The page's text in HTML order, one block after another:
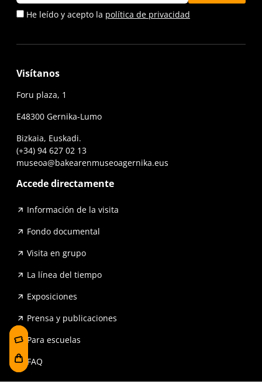
He leído y acepto la política de privacidad
Visítanos
Foru plaza, 1
E48300 Gernika-Lumo
Bizkaia, Euskadi.
(+34) 94 627 02 13
museoa@bakearenmuseoagernika.eus
Accede directamente
Información de la visita
Fondo documental
Visita en grupo
La línea del tiempo
Exposiciones
Prensa y publicaciones
Para escuelas
FAQ